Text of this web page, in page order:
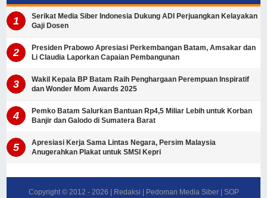
Serikat Media Siber Indonesia Dukung ADI Perjuangkan Kelayakan
Gaji Dosen
Presiden Prabowo Apresiasi Perkembangan Batam, Amsakar dan
Li Claudia Laporkan Capaian Pembangunan
Wakil Kepala BP Batam Raih Penghargaan Perempuan Inspiratif
dan Wonder Mom Awards 2025
Pemko Batam Salurkan Bantuan Rp4,5 Miliar Lebih untuk Korban
Banjir dan Galodo di Sumatera Barat
Apresiasi Kerja Sama Lintas Negara, Persim Malaysia
Anugerahkan Plakat untuk SMSI Kepri
Copyright © 2012 - 2026 Redaksi Pedoman Media Siber| SOP